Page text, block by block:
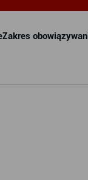
Zakres